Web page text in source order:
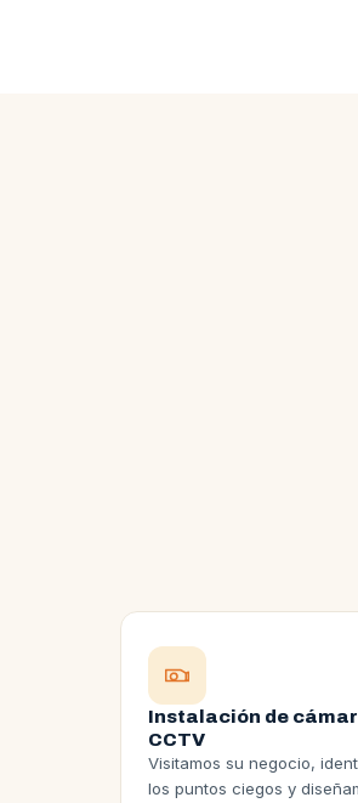
Instalación de
CCTV
Visitamos su negocio,
los puntos ciegos y